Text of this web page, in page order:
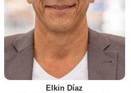
Elkin Díaz